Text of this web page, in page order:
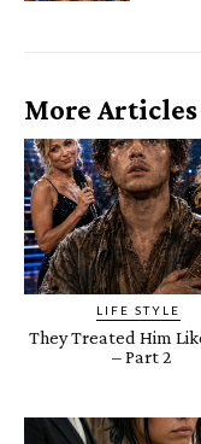
More Articles
LIFE STYLE
They Treated Him
– Part 2